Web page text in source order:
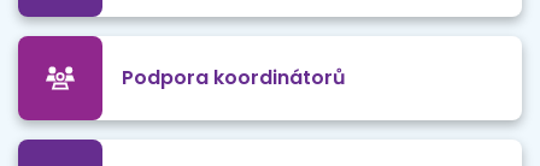
Podpora koordinátorů